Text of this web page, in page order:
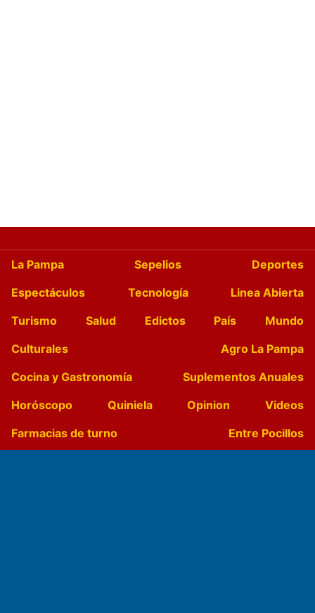
La Pampa Sepelios
Deportes
Espectáculos
Tecnología
Linea Abierta
Turismo
Salud Edictos País
Mundo
Culturales
Agro La Pampa
Cocina y Gastronomía
Suplementos Anuales
Horóscopo
Quiniela Opinion
Videos
Farmacias de turno
Entre Pocillos